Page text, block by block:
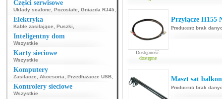
Części serwisowe
Układy scalone Pozostałe Gniazda RJ45
Elektryka
Kable zasilające Puszki
Inteligentny dom
Wszystkie
Karty sieciowe
Wszystkie
Komputery
Zasilacze Akcesoria Przedłużacze USB
Kontrolery sieciowe
Wszystkie
Dostępność:
dostępne
Przyłącze
Producent: brak
Maszt sat
Producent: brak